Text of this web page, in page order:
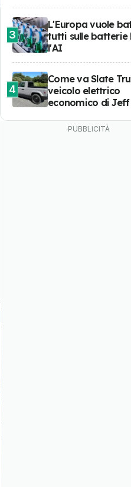
3
L'Europa vuole
tutti sulle batterie
l'AI
4
Come va Slate
veicolo elettrico
economico di Jeff